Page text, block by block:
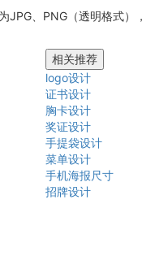
JPG、PNG（透明格式），
相关推荐
logo设计
证书设计
胸卡设计
奖证设计
手提袋设计
菜单设计
手机海报尺寸
招牌设计